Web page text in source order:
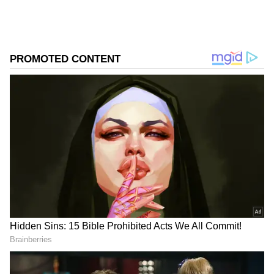
கலந்தாய்வும், நான்காவதாக எஞ்சிய சுற்று
கலந்தாய்வும் நடத்தப்பட வேண்டும் என்று
உச்சநீதிமன்றம் அளித்த தீர்ப்பை, மாநில
அளவிலான கலந்தாய்வுக்கும் தேசிய
மருத்துவ ஆணையம் நீடித்தது தான்
அனைத்து குழப்பங்களுக்கும் காரணம்
ஆகும். இவற்றில் எஞ்சிய சுற்று
கலந்தாய்வை தனியார் கல்லூரிகளே
நடத்திக் கொள்ள அனுமதிக்கப்படும் வரை
அதில் முறைகேடுகள் நடப்பதை தவிர்க்கவே
முடியாது. தமிழ்நாடு மருத்துவ மாணவர்
சேர்க்கைக் குழு விழிப்புடன்
செயல்பட்டிருந்தால் முறைகேடுகளை
DOWNLOAD APP